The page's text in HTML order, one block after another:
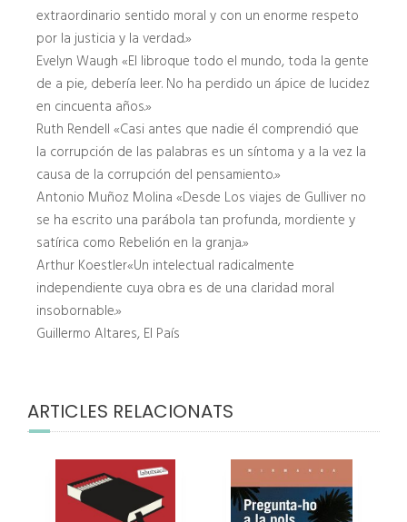
extraordinario sentido moral y con un enorme respeto
por la justicia y la verdad.»
Evelyn Waugh «El libroque todo el mundo, toda la gente
de a pie, debería leer. No ha perdido un ápice de lucidez
en cincuenta años.»
Ruth Rendell «Casi antes que nadie él comprendió que
la corrupción de las palabras es un síntoma y a la vez la
causa de la corrupción del pensamiento.»
Antonio Muñoz Molina «Desde Los viajes de Gulliver no
se ha escrito una parábola tan profunda, mordiente y
satírica como Rebelión en la granja.»
Arthur Koestler«Un intelectual radicalmente
independiente cuya obra es de una claridad moral
insobornable.»
Guillermo Altares, El País
ARTICLES RELACIONATS